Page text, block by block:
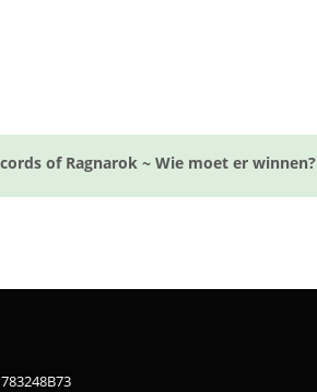
of Ragnarok ~ Wie moet er winnen?